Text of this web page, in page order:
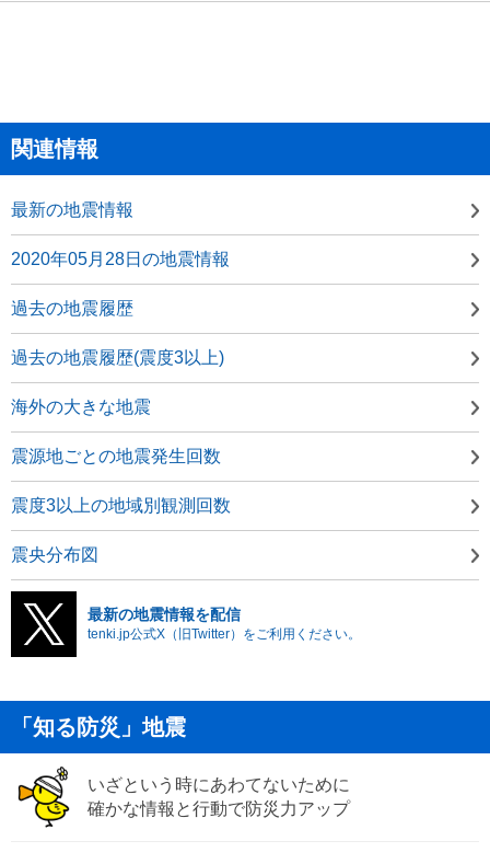
関連情報
最新の地震情報
2020年05月28日の地震情報
過去の地震履歴
過去の地震履歴(震度3以上)
海外の大きな地震
震源地ごとの地震発生回数
震度3以上の地域別観測回数
震央分布図
最新の地震情報を配信
tenki.jp公式X（旧Twitter）をご利用ください。
「知る防災」地震
いざという時にあわてないために
確かな情報と行動で防災力アップ